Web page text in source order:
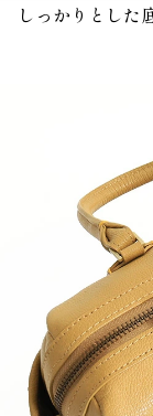
しっかりとした